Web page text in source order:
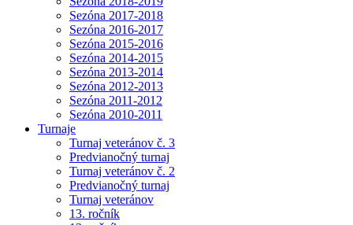
Sezóna 2017-2018
Sezóna 2016-2017
Sezóna 2015-2016
Sezóna 2014-2015
Sezóna 2013-2014
Sezóna 2012-2013
Sezóna 2011-2012
Sezóna 2010-2011
Turnaje
Turnaj veteránov č. 3
Predvianočný turnaj
Turnaj veteránov č. 2
Predvianočný turnaj
Turnaj veteránov
13. ročník